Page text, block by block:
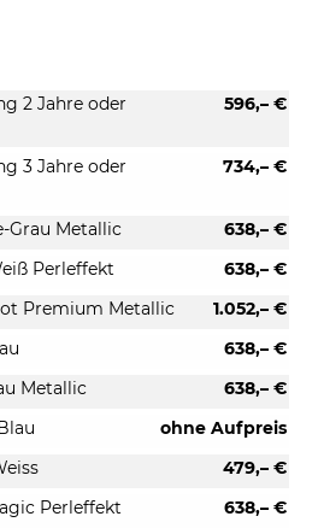
596,– €
2 Jahre oder
734,– €
3 Jahre oder
638,– €
Grau Metallic
638,– €
Perleffekt
1.052,– €
Premium Metallic
638,– €
638,– €
Metallic
ohne Aufpreis
479,– €
638,– €
Perleffekt